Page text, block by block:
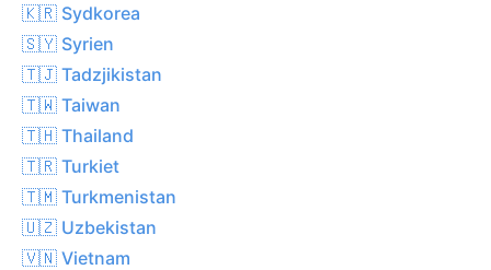
🇰🇷 Sydkorea
🇸🇾 Syrien
🇹🇯 Tadzjikistan
🇹🇼 Taiwan
🇹🇭 Thailand
🇹🇷 Turkiet
🇹🇲 Turkmenistan
🇺🇿 Uzbekistan
🇻🇳 Vietnam